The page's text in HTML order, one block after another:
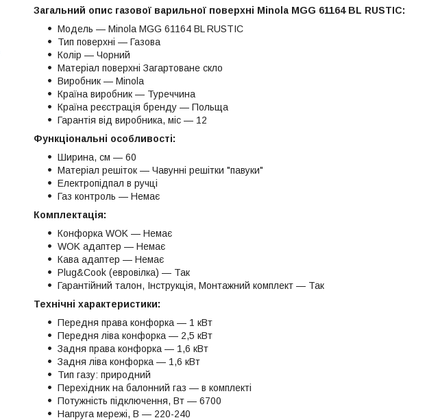
Загальний опис газової варильної поверхні Minola MGG 61164 BL RUSTIC:
Модель — Minola MGG 61164 BL RUSTIC
Тип поверхні — Газова
Колір — Чорний
Матеріал поверхні Загартоване скло
Виробник — Minola
Країна виробник — Туреччина
Країна реєстрація бренду — Польща
Гарантія від виробника, міс — 12
Функціональні особливості:
Ширина, см — 60
Матеріал решіток — Чавунні решітки "павуки"
Електропідпал в ручці
Газ контроль — Немає
Комплектація:
Конфорка WOK — Немає
WOK адаптер — Немає
Кава адаптер — Немає
Plug&Cook (евровілка) — Так
Гарантійний талон, Інструкція, Монтажний комплект — Так
Технічні характеристики:
Передня права конфорка — 1 кВт
Передня ліва конфорка — 2,5 кВт
Задня права конфорка — 1,6 кВт
Задня ліва конфорка — 1,6 кВт
Тип газу: природний
Перехідник на балонний газ — в комплекті
Потужність підключення, Вт — 6700
Напруга мережі, В — 220-240